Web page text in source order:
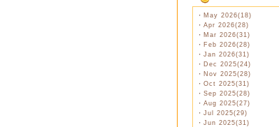
・ May 2026(18)
・ Apr 2026(28)
・ Mar 2026(31)
・ Feb 2026(28)
・ Jan 2026(31)
・ Dec 2025(24)
・ Nov 2025(28)
・ Oct 2025(31)
・ Sep 2025(28)
・ Aug 2025(27)
・ Jul 2025(29)
・ Jun 2025(31)